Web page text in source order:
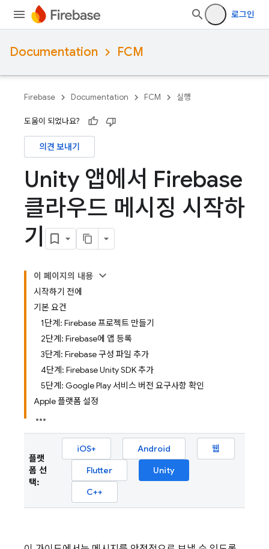
로그인
Documentation FCM
Firebase Documentation FCM 실행
도움이 되었나요?
의견 보내기
Unity 앱에서 Firebase
클라우드 메시징 시작하
기
이 페이지의 내용
시작하기 전에
기본 요건
1단계: Firebase 프로젝트 만들기
2단계: Firebase에 앱 등록
3단계: Firebase 구성 파일 추가
4단계: Firebase Unity SDK 추가
5단계: Google Play 서비스 버전 요구사항 확인
Apple 플랫폼 설정
플랫
폼 선
택:
iOS+ Android
웹
Flutter
Unity
C++